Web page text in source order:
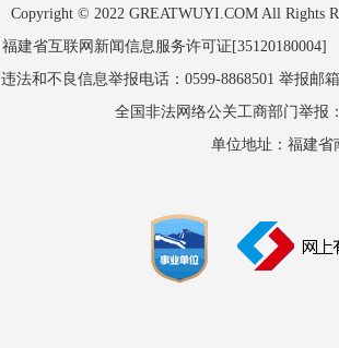
Copyright © 2022 GREATWUYI.COM All Rights
福建省互联网新闻信息服务许可证
违法和不良信息举报电话：0599-8868501 举报邮
全国非法网络公关工商部门举报
单位地址：福建省